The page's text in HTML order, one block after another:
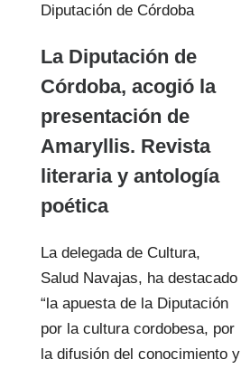
Diputación de Córdoba
La Diputación de
Córdoba, acogió la
presentación de
Amaryllis. Revista
literaria y antología
poética
La delegada de Cultura,
Salud Navajas, ha destacado
“la apuesta de la Diputación
por la cultura cordobesa, por
la difusión del conocimiento y